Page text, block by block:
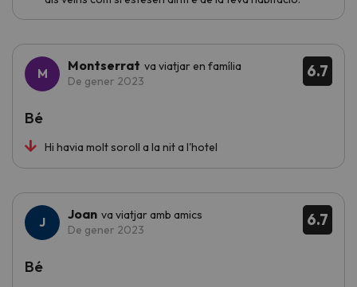
6.7
Montserrat va viatjar en família
De gener 2023
Hi havia molt soroll a la nit a l'hotel
Bé
6.7
Joan va viatjar amb amics
De gener 2023
Bé